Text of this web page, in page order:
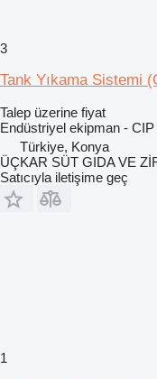
3
Tank Yıkama Sistemi
Talep üzerine fiyat
Endüstriyel ekipman -
Türkiye, Konya
ÜÇKAR SÜT GIDA VE
Satıcıyla iletişime geç
1